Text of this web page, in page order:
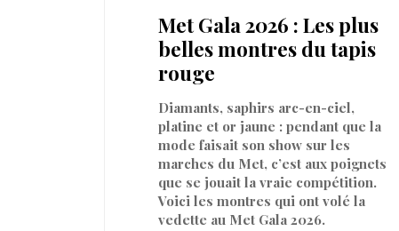
Met Gala 2026 : Les plus
belles montres du tapis
rouge
Diamants, saphirs arc-en-ciel,
platine et or jaune : pendant que la
mode faisait son show sur les
marches du Met, c’est aux poignets
que se jouait la vraie compétition.
Voici les montres qui ont volé la
vedette au Met Gala 2026.